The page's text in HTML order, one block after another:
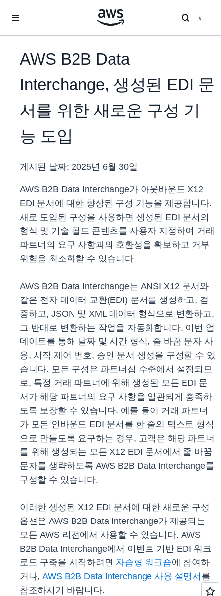
AWS B2B Data
Interchange, 생성된 EDI 문
서를 위한 새로운 구성 기
능 도입
게시된 날짜: 2025년 6월 30일
AWS B2B Data Interchange가 아웃바운드 X12
EDI 문서에 대한 향상된 구성 기능을 제공합니다.
새로 도입된 구성을 사용하면 생성된 EDI 문서의
형식 및 기술 필드 콘텐츠를 사용자 지정하여 거래
파트너의 요구 사항과의 호환성을 확보하고 거부
위험을 최소화할 수 있습니다.
AWS B2B Data Interchange는 ANSI X12 문서와
같은 전자 데이터 교환(EDI) 문서를 생성하고, 검
증하고, JSON 및 XML 데이터 형식으로 변환하고,
그 반대로 변환하는 작업을 자동화합니다. 이번 업
데이트를 통해 날짜 및 시간 형식, 줄 바꿈 문자 사
용, 시작 제어 번호, 승인 문서 생성을 구성할 수 있
습니다. 모든 구성은 파트너십 수준에서 설정되므
로, 특정 거래 파트너에 위해 생성된 모든 EDI 문
서가 해당 파트너의 요구 사항을 일관되게 충족하
도록 보장할 수 있습니다. 예를 들어 거래 파트너
가 모든 인바운드 EDI 문서를 한 줄의 텍스트 형식
으로 만들도록 요구하는 경우, 고객은 해당 파트너
를 위해 생성되는 모든 X12 EDI 문서에서 줄 바꿈
문자를 생략하도록 AWS B2B Data Interchange를
구성할 수 있습니다.
이러한 생성된 X12 EDI 문서에 대한 새로운 구성
옵션은 AWS B2B Data Interchange가 제공되는
모든 AWS 리전에서 사용할 수 있습니다. AWS
B2B Data Interchange에서 이벤트 기반 EDI 워크
로드 구축을 시작하려면 자습형 워크숍에 참여하
거나, AWS B2B Data Interchange 사용 설명서 를
참조하시기 바랍니다.